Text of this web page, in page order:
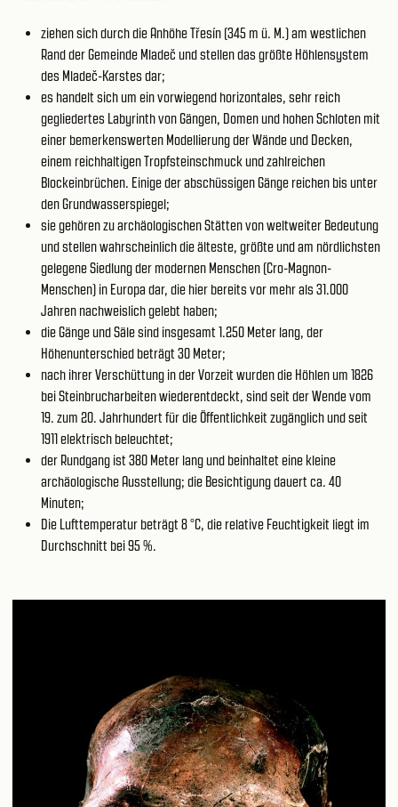
ziehen sich durch die Anhöhe Třesín (345 m ü. M.) am westlichen
Rand der Gemeinde Mladeč und stellen das größte Höhlensystem
des Mladeč-Karstes dar;
es handelt sich um ein vorwiegend horizontales, sehr reich
gegliedertes Labyrinth von Gängen, Domen und hohen Schloten mit
einer bemerkenswerten Modellierung der Wände und Decken,
einem reichhaltigen Tropfsteinschmuck und zahlreichen
Blockeinbrüchen. Einige der abschüssigen Gänge reichen bis unter
den Grundwasserspiegel;
sie gehören zu archäologischen Stätten von weltweiter Bedeutung
und stellen wahrscheinlich die älteste, größte und am nördlichsten
gelegene Siedlung der modernen Menschen (Cro-Magnon-
Menschen) in Europa dar, die hier bereits vor mehr als 31.000
Jahren nachweislich gelebt haben;
die Gänge und Säle sind insgesamt 1.250 Meter lang, der
Höhenunterschied beträgt 30 Meter;
nach ihrer Verschüttung in der Vorzeit wurden die Höhlen um 1826
bei Steinbrucharbeiten wiederentdeckt, sind seit der Wende vom
19. zum 20. Jahrhundert für die Öffentlichkeit zugänglich und seit
1911 elektrisch beleuchtet;
der Rundgang ist 380 Meter lang und beinhaltet eine kleine
archäologische Ausstellung; die Besichtigung dauert ca. 40
Minuten;
Die Lufttemperatur beträgt 8 °C, die relative Feuchtigkeit liegt im
Durchschnitt bei 95 %.